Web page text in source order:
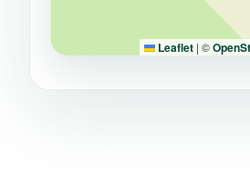
Leaflet | ©